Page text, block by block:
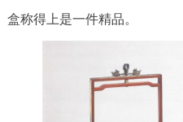
盒称得上是一件精品。